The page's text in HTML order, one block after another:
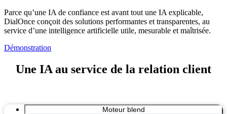
Parce qu’une IA de confiance est avant tout une IA explicable,
DialOnce conçoit des solutions performantes et transparentes, au
service d’une intelligence artificielle utile, mesurable et maîtrisée.
Démonstration
Une IA au service de la relation client
Moteur blend